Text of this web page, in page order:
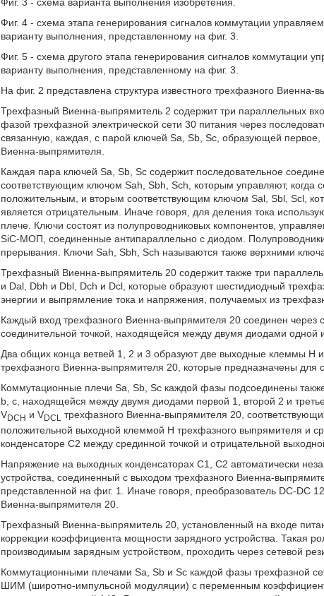
Фиг. 4 - схема этапа генерирования сигналов коммутации
варианту выполнения, представленному на фиг. 3.
Фиг. 5 - схема другого этапа генерирования сигналов коммутации
варианту выполнения, представленному на фиг. 3.
На фиг. 2 представлена структура известного трехфазного
Трехфазный Виенна-выпрямитель 2 содержит три параллельных
фазой трехфазной электрической сети 30 питания через
связанную, каждая, с парой ключей Sa, Sb, Sc, образующей
Виенна-выпрямителя.
Каждая пара ключей Sa, Sb, Sc содержит последовательное
соответствующим ключом Sah, Sbh, Sch, которым управляют, когда
положительным, и вторым соответствующим ключом Sal, Sbl, Scl,
является отрицательным. Иначе говоря, для деления тока
плече. Ключи состоят из полупроводниковых компонентов,
SiC-MOП, соединенные антипараллельно с диодом.
прерывания. Ключи Sah, Sbh, Sch называются также верхними
Трехфазный Виенна-выпрямитель 20 содержит также три
и Dal, Dbh и Dbl, Dch и Dcl, которые образуют шестидиодный
энергии и выпрямление тока и напряжения, получаемых из
Каждый вход трехфазного Виенна-выпрямителя 20 соединен через
соединительной точкой, находящейся между двумя диодами одной
Два общих конца ветвей 1, 2 и 3 образуют две выходные клеммы Н и
трехфазного Виенна-выпрямителя 20, которые предназначены для
Коммутационные плечи Sa, Sb, Sc каждой фазы подсоединены
b, с, находящейся между двумя диодами первой 1, второй 2 и
VDCH и VDCL
трехфазного Виенна-выпрямителя 20,
положительной выходной клеммой Н трехфазного выпрямителя и
конденсаторе С2 между срединной точкой и отрицательной
Напряжение на выходных конденсаторах С1, С2 автоматически
устройства, соединенный с выходом трехфазного Виенна-
представленной на фиг. 1. Иначе говоря, преобразователь DC-DC
Виенна-выпрямителя 20.
Трехфазный Виенна-выпрямитель 20, установленный на входе
коррекции коэффициента мощности зарядного устройства. Такая
производимым зарядным устройством, проходить через сетевой
Коммутационными плечами Sa, Sb и Sc каждой фазы трехфазной
ШИМ (широтно-импульсной модуляции) с переменным